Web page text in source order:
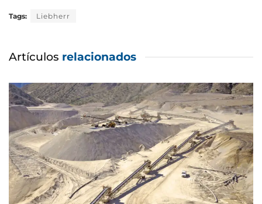
Tags: Liebherr
Artículos relacionados